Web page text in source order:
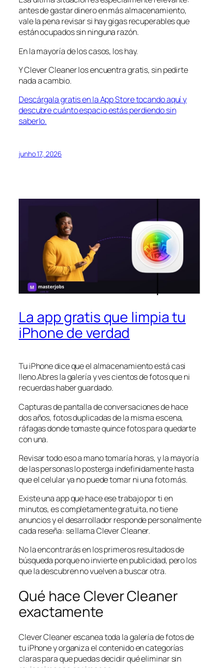
antes de gastar dinero en más almacenamiento,
vale la pena revisar si hay gigas recuperables que
están ocupados sin ninguna razón.
En la mayoría de los casos, los hay.
Y Clever Cleaner los encuentra gratis, sin pedirte
nada a cambio.
Descárgala gratis en la App Store tocando aquí y
descubre cuánto espacio estás perdiendo sin
saberlo.
junho 17, 2026
La app gratis que limpia tu
iPhone de verdad
Tu iPhone dice que el almacenamiento está casi
lleno.Abres la galería y ves cientos de fotos que ni
recuerdas haber guardado.
Capturas de pantalla de conversaciones de hace
dos años, fotos duplicadas de la misma escena,
ráfagas donde tomaste quince fotos para quedarte
con una.
Revisar todo eso a mano tomaría horas, y la mayoría
de las personas lo posterga indefinidamente hasta
que el celular ya no puede tomar ni una foto más.
Existe una app que hace ese trabajo por ti en
minutos, es completamente gratuita, no tiene
anuncios y el desarrollador responde personalmente
cada reseña: se llama Clever Cleaner.
No la encontrarás en los primeros resultados de
búsqueda porque no invierte en publicidad, pero los
que la descubren no vuelven a buscar otra.
Qué hace Clever Cleaner
exactamente
Clever Cleaner escanea toda la galería de fotos de
tu iPhone y organiza el contenido en categorías
claras para que puedas decidir qué eliminar sin